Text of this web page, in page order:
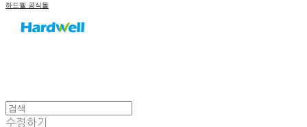
하드웰 공식몰
수정하기